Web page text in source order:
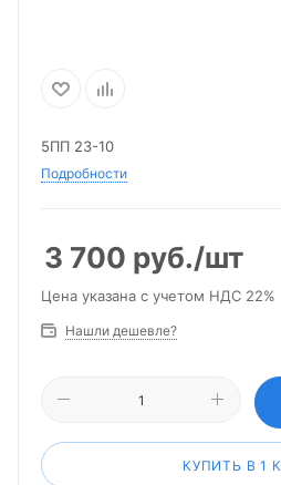
5ПП 23-10
Подробности
3 700 руб./шт
Цена указана с учетом НДС 22%
Нашли дешевле?
КУПИТЬ В 1